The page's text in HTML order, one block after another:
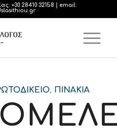
+30 28410 32158 | email:
, ΠΙΝΆΚΙΑ